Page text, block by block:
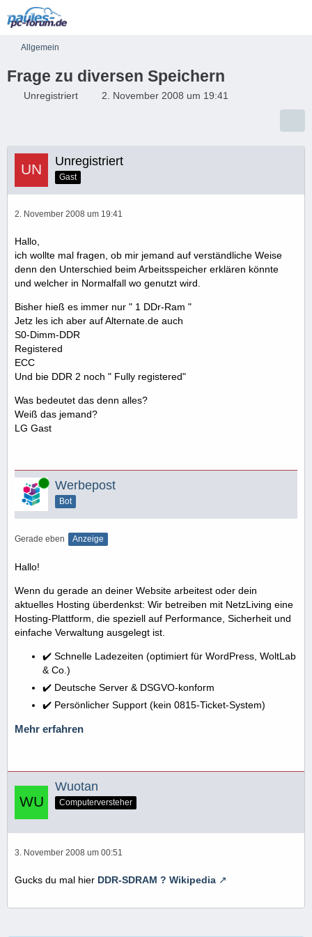
Allgemein
Frage zu diversen Speichern
Unregistriert 2. November 2008 um 19:41
Unregistriert
Gast
2. November 2008 um 19:41
Hallo,
ich wollte mal fragen, ob mir jemand auf verständliche Weise
denn den Unterschied beim Arbeitsspeicher erklären könnte
und welcher in Normalfall wo genutzt wird.
Bisher hieß es immer nur " 1 DDr-Ram "
Jetz les ich aber auf Alternate.de auch
S0-Dimm-DDR
Registered
ECC
Und bie DDR 2 noch " Fully registered"
Was bedeutet das denn alles?
Weiß das jemand?
LG Gast
Online Werbepost
Bot
Gerade eben Anzeige
Hallo!
Wenn du gerade an deiner Website arbeitest oder dein
aktuelles Hosting überdenkst: Wir betreiben mit NetzLiving eine
Hosting-Plattform, die speziell auf Performance, Sicherheit und
einfache Verwaltung ausgelegt ist.
✔️ Schnelle Ladezeiten (optimiert für WordPress, WoltLab
& Co.)
✔️ Deutsche Server & DSGVO-konform
✔️ Persönlicher Support (kein 0815-Ticket-System)
Mehr erfahren
Wuotan
Computerversteher
3. November 2008 um 00:51
Gucks du mal hier DDR-SDRAM ? Wikipedia